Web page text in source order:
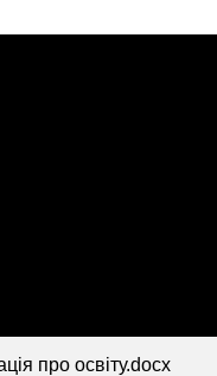
про освіту.docx